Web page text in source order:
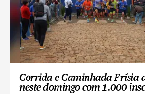
Corrida e Caminhada Frísia
neste domingo com 1.000